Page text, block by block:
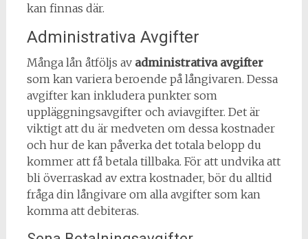
kan finnas där.
Administrativa Avgifter
Många lån åtföljs av administrativa avgifter
som kan variera beroende på långivaren. Dessa
avgifter kan inkludera punkter som
uppläggningsavgifter och aviavgifter. Det är
viktigt att du är medveten om dessa kostnader
och hur de kan påverka det totala belopp du
kommer att få betala tillbaka. För att undvika att
bli överraskad av extra kostnader, bör du alltid
fråga din långivare om alla avgifter som kan
komma att debiteras.